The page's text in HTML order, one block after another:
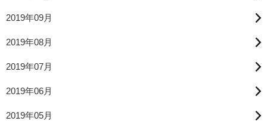
2019年09月
2019年08月
2019年07月
2019年06月
2019年05月